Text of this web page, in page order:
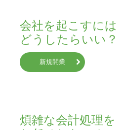
会社を起こすには
どうしたらいい？
新規開業
煩雑な会計処理を